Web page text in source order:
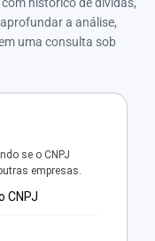
a análise,
uma consulta sob
se o CNPJ
empresas.
CNPJ